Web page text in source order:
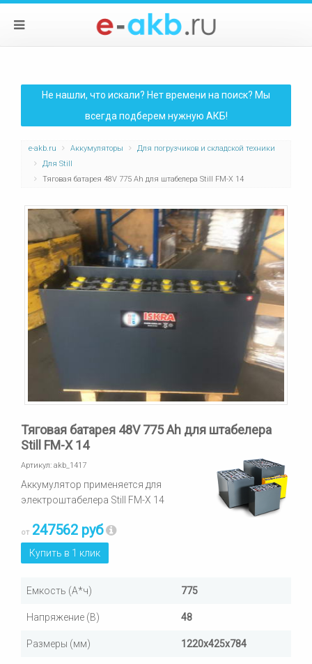
Не нашли, что искали? Нет времени на поиск? Мы
всегда подберем нужную АКБ!
e-akb.ru Аккумуляторы
Для погрузчиков и складской техники
Для Still
Тяговая батарея 48V 775 Ah для штабелера Still FM-X 14
Тяговая батарея 48V 775 Ah для штабелера
Still FM-X 14
Артикул: akb_1417
Аккумулятор применяется для
электроштабелера Still FM-X 14
от 247562 руб
Купить в 1 клик
Емкость (А*ч) 775
Напряжение (В) 48
Размеры (мм) 1220х425х784